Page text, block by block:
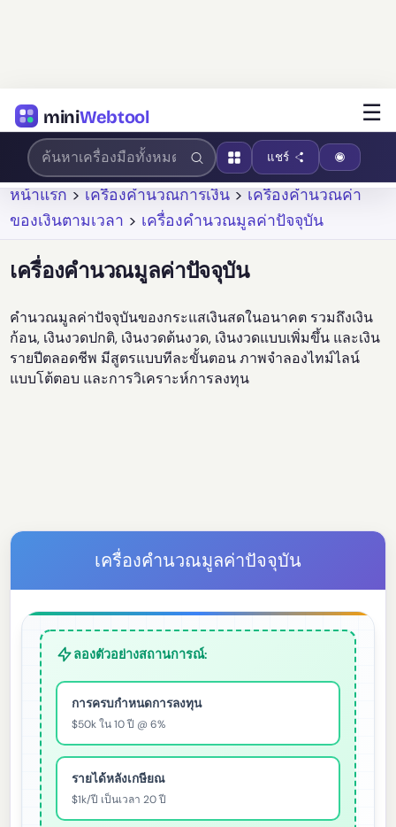
miniWebtool ☰
แชร์
หน้าแรก > เครื่องคำนวณการเงิน > เครื่องคำนวณค่า
ของเงินตามเวลา > เครื่องคำนวณมูลค่าปัจจุบัน
เครื่องคำนวณมูลค่าปัจจุบัน
คำนวณมูลค่าปัจจุบันของกระแสเงินสดในอนาคต รวมถึงเงิน
ก้อน, เงินงวดปกติ, เงินงวดต้นงวด, เงินงวดแบบเพิ่มขึ้น และเงิน
รายปีตลอดชีพ มีสูตรแบบทีละขั้นตอน ภาพจำลองไทม์ไลน์
แบบโต้ตอบ และการวิเคราะห์การลงทุน
เครื่องคำนวณมูลค่าปัจจุบัน
ลองตัวอย่างสถานการณ์:
การครบกำหนดการลงทุน
$50k ใน 10 ปี @ 6%
รายได้หลังเกษียณ
$1k/ปี เป็นเวลา 20 ปี